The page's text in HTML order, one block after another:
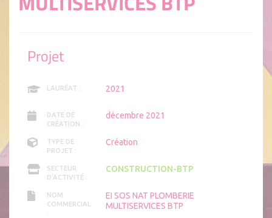
Projet
LAURÉAT : 2021
DATE DE
CRÉATION :
décembre 2021
TYPE DE
PROJET :
Création
SECTEUR
D'ACTIVITÉ :
CONSTRUCTION-BTP
NOM
COMMERCIAL
:
EI SOS NAT PLOMBERIE
MULTISERVICES BTP